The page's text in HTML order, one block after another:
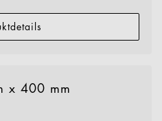
x 400 mm